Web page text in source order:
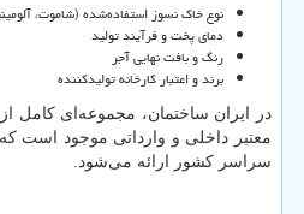
نوع خاک نسوز استفاده‌شده (شاموت،
دمای پخت و فرآیند تولید
رنگ و بافت نهایی آجر
برند و اعتبار کارخانه تولیدکننده
در ایران ساختمان، مجموعه‌ای کامل
معتبر داخلی و وارداتی موجود است
سراسر کشور ارائه می‌شود.